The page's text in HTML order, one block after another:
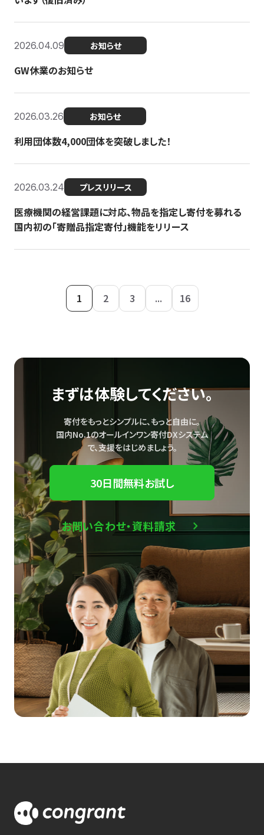
2026.04.09 お知らせ
GW休業のお知らせ
2026.03.26 お知らせ
利用団体数4,000団体を突破しました！
2026.03.24 プレスリリース
医療機関の経営課題に対応、物品を指定し寄付を募れる
国内初の「寄贈品指定寄付」機能をリリース
1 2 3 ... 16
まずは体験してください。
寄付をもっとシンプルに、もっと自由に。
国内No.1のオールインワン寄付DXシステム
で、支援をはじめましょう。
30日間無料お試し
お問い合わせ・資料請求